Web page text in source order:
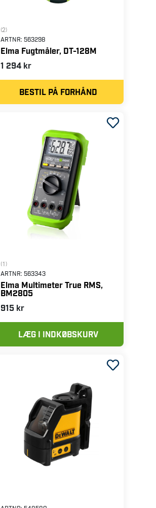
(2)
ARTNR:563298
Elma Fugtmåler, DT-128M
1 294 kr
BESTIL PÅ FORHÅND
(1)
ARTNR:563343
Elma Multimeter True RMS,
BM2805
915 kr
LÆG I INDKØBSKURV